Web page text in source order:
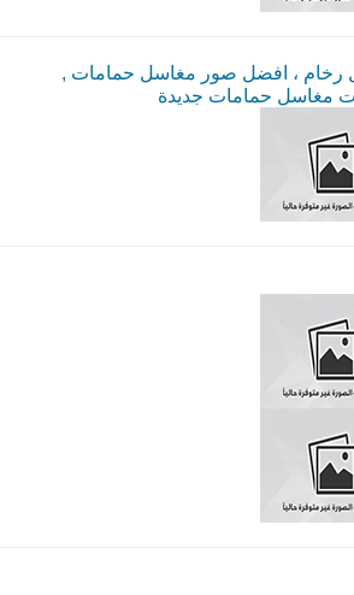
رخام ، افضل صور مغاسل حمامات ,
مغاسل حمامات جديدة